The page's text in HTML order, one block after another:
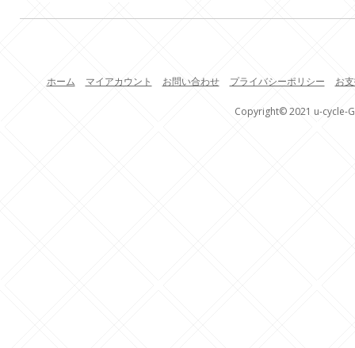
ホーム マイアカウント お問い合わせ プライバシーポリシー お
Copyright© 2021 u-cycle-